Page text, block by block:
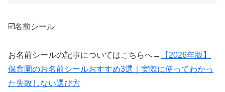
☑️名前シール
お名前シールの記事についてはこちらへ→
【2026年版】
保育園のお名前シールおすすめ3選｜実際に使ってわかっ
た失敗しない選び方